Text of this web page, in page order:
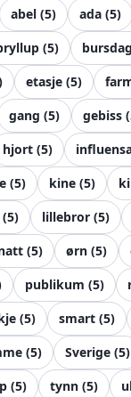
abel (5) ada (5)
(5) bursdag
etasje (5)
gang (5) gebiss (
hjort (5)
(5) kine (5)
(5) lillebror (5)
(5) ørn (5)
publikum (5)
(5) smart (5)
(5) Sverige (5)
(5) tynn (5)